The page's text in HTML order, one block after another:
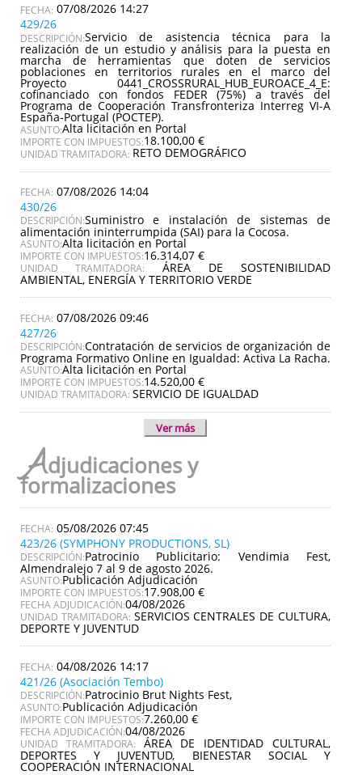
07/08/2026 14:27
429/26
DESCRIPCIÓN:Servicio de asistencia técnica para la
realización de un estudio y análisis para la puesta en
marcha de herramientas que doten de servicios
poblaciones en territorios rurales en el marco del
Proyecto 0441_CROSSRURAL_HUB_EUROACE_4_E:
cofinanciado con fondos FEDER (75%) a través del
Programa de Cooperación Transfronteriza Interreg VI-A
España-Portugal (POCTEP).
ASUNTO:Alta licitación en Portal
IMPORTE CON IMPUESTOS:18.100,00 €
UNIDAD TRAMITADORA: RETO DEMOGRÁFICO
07/08/2026 14:04
430/26
DESCRIPCIÓN:Suministro e instalación de sistemas de
alimentación ininterrumpida (SAI) para la Cocosa.
ASUNTO:Alta licitación en Portal
IMPORTE CON IMPUESTOS:16.314,07 €
UNIDAD TRAMITADORA: ÁREA DE SOSTENIBILIDAD
AMBIENTAL, ENERGÍA Y TERRITORIO VERDE
07/08/2026 09:46
427/26
DESCRIPCIÓN:Contratación de servicios de organización de
Programa Formativo Online en Igualdad: Activa La Racha.
ASUNTO:Alta licitación en Portal
IMPORTE CON IMPUESTOS:14.520,00 €
UNIDAD TRAMITADORA: SERVICIO DE IGUALDAD
Ver más
Adjudicaciones y
formalizaciones
05/08/2026 07:45
423/26 (SYMPHONY PRODUCTIONS, SL)
DESCRIPCIÓN:Patrocinio Publicitario: Vendimia Fest,
Almendralejo 7 al 9 de agosto 2026.
ASUNTO:Publicación Adjudicación
IMPORTE CON IMPUESTOS:17.908,00 €
FECHA ADJUDICACIÓN:04/08/2026
UNIDAD TRAMITADORA: SERVICIOS CENTRALES DE CULTURA,
DEPORTE Y JUVENTUD
04/08/2026 14:17
421/26 (Asociación Tembo)
DESCRIPCIÓN:Patrocinio Brut Nights Fest,
ASUNTO:Publicación Adjudicación
IMPORTE CON IMPUESTOS:7.260,00 €
FECHA ADJUDICACIÓN:04/08/2026
UNIDAD TRAMITADORA: ÁREA DE IDENTIDAD CULTURAL,
DEPORTES Y JUVENTUD, BIENESTAR SOCIAL Y
COOPERACIÓN INTERNACIONAL